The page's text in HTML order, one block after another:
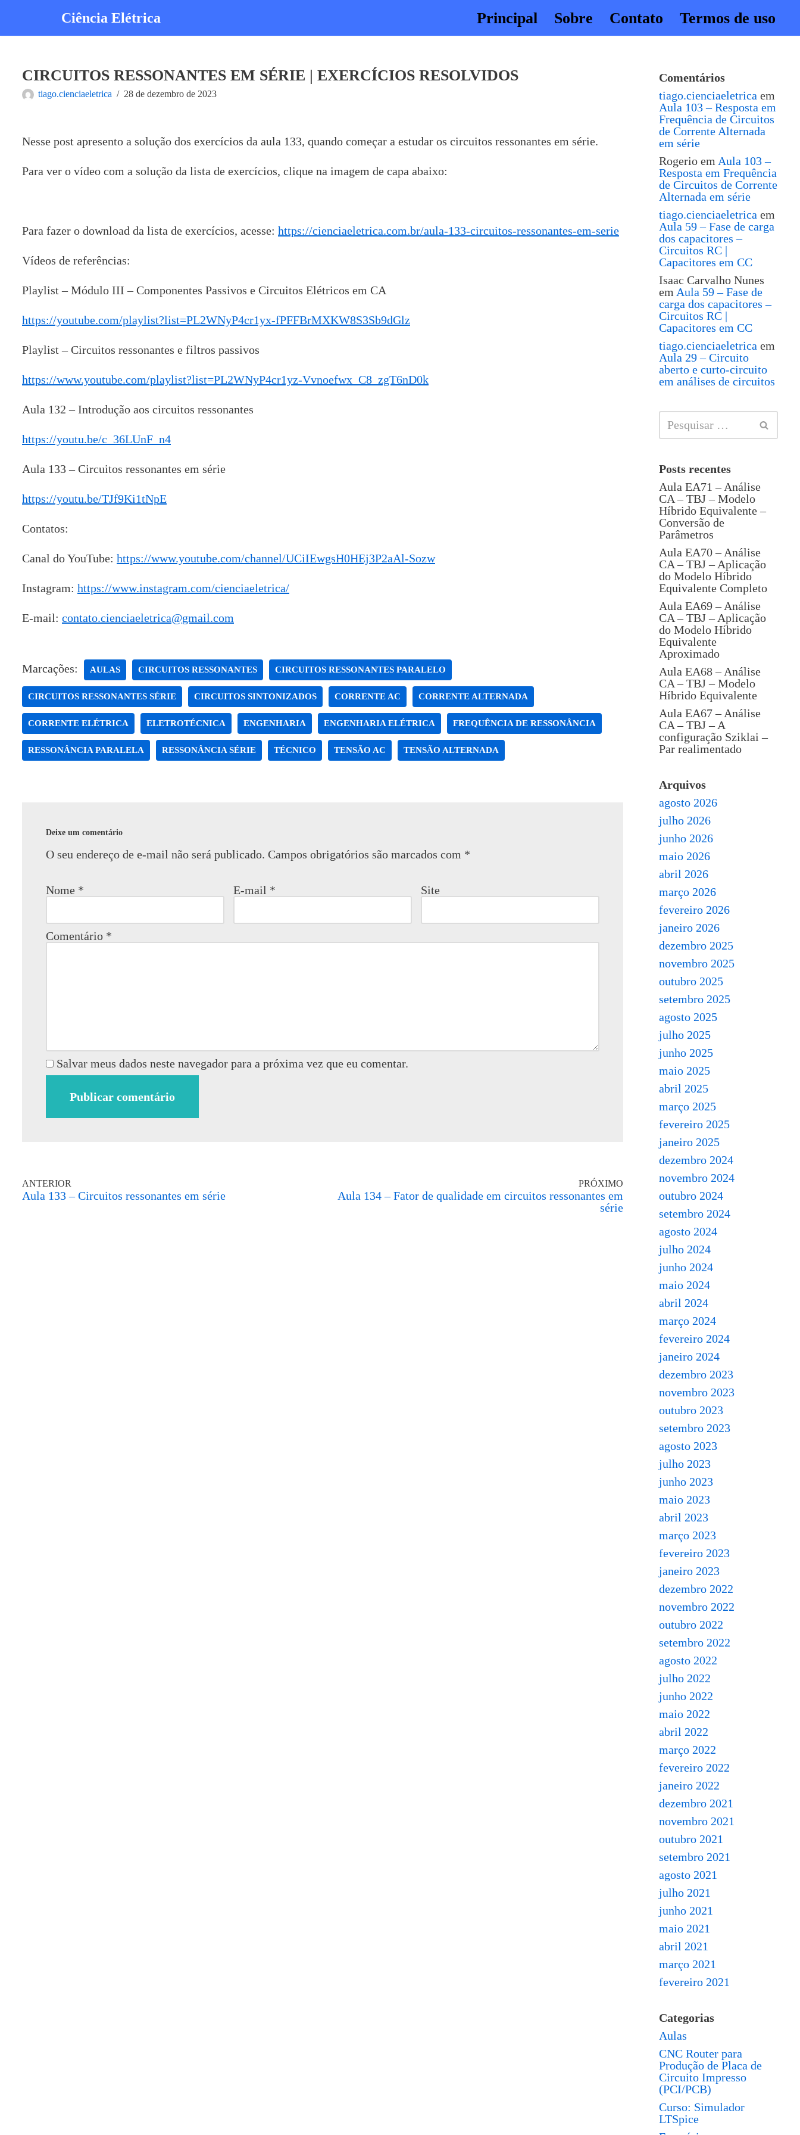
Ciência Elétrica Principal Sobre Contato Termos de uso
CIRCUITOS RESSONANTES EM SÉRIE | EXERCÍCIOS RESOLVIDOS
tiago.cienciaeletrica 28 de dezembro de 2023
Nesse post apresento a solução dos exercícios da aula 133, quando começar a estudar os circuitos ressonantes em série.
Para ver o vídeo com a solução da lista de exercícios, clique na imagem de capa abaixo:
Para fazer o download da lista de exercícios, acesse: https://cienciaeletrica.com.br/aula-133-circuitos-ressonantes-em-serie
Vídeos de referências:
Playlist – Módulo III – Componentes Passivos e Circuitos Elétricos em CA
https://youtube.com/playlist?list=PL2WNyP4cr1yx-fPFFBrMXKW8S3Sb9dGlz
Playlist – Circuitos ressonantes e filtros passivos
https://www.youtube.com/playlist?list=PL2WNyP4cr1yz-Vvnoefwx_C8_zgT6nD0k
Aula 132 – Introdução aos circuitos ressonantes
https://youtu.be/c_36LUnF_n4
Aula 133 – Circuitos ressonantes em série
https://youtu.be/TJf9Ki1tNpE
Contatos:
Canal do YouTube: https://www.youtube.com/channel/UCiIEwgsH0HEj3P2aAl-Sozw
Instagram: https://www.instagram.com/cienciaeletrica/
E-mail: contato.cienciaeletrica@gmail.com
Marcações: AULAS CIRCUITOS RESSONANTES CIRCUITOS RESSONANTES PARALELO
CIRCUITOS RESSONANTES SÉRIE CIRCUITOS SINTONIZADOS CORRENTE AC CORRENTE ALTERNADA
CORRENTE ELÉTRICA ELETROTÉCNICA ENGENHARIA ENGENHARIA ELÉTRICA FREQUÊNCIA DE RESSONÂNCIA
RESSONÂNCIA PARALELA RESSONÂNCIA SÉRIE TÉCNICO TENSÃO AC TENSÃO ALTERNADA
Deixe um comentário
O seu endereço de e-mail não será publicado. Campos obrigatórios são marcados com *
Nome * E-mail * Site
Comentário *
Salvar meus dados neste navegador para a próxima vez que eu comentar.
ANTERIOR
Aula 133 – Circuitos ressonantes em série
PRÓXIMO
Aula 134 – Fator de qualidade em circuitos ressonantes em
série
Comentários
tiago.cienciaeletrica em
Aula 103 – Resposta em
Frequência de Circuitos
de Corrente Alternada
em série
Rogerio em Aula 103 –
Resposta em Frequência
de Circuitos de Corrente
Alternada em série
tiago.cienciaeletrica em
Aula 59 – Fase de carga
dos capacitores –
Circuitos RC |
Capacitores em CC
Isaac Carvalho Nunes
em Aula 59 – Fase de
carga dos capacitores –
Circuitos RC |
Capacitores em CC
tiago.cienciaeletrica em
Aula 29 – Circuito
aberto e curto-circuito
em análises de circuitos
Posts recentes
Aula EA71 – Análise
CA – TBJ – Modelo
Híbrido Equivalente –
Conversão de
Parâmetros
Aula EA70 – Análise
CA – TBJ – Aplicação
do Modelo Híbrido
Equivalente Completo
Aula EA69 – Análise
CA – TBJ – Aplicação
do Modelo Híbrido
Equivalente
Aproximado
Aula EA68 – Análise
CA – TBJ – Modelo
Híbrido Equivalente
Aula EA67 – Análise
CA – TBJ – A
configuração Sziklai –
Par realimentado
Arquivos
agosto 2026
julho 2026
junho 2026
maio 2026
abril 2026
março 2026
fevereiro 2026
janeiro 2026
dezembro 2025
novembro 2025
outubro 2025
setembro 2025
agosto 2025
julho 2025
junho 2025
maio 2025
abril 2025
março 2025
fevereiro 2025
janeiro 2025
dezembro 2024
novembro 2024
outubro 2024
setembro 2024
agosto 2024
julho 2024
junho 2024
maio 2024
abril 2024
março 2024
fevereiro 2024
janeiro 2024
dezembro 2023
novembro 2023
outubro 2023
setembro 2023
agosto 2023
julho 2023
junho 2023
maio 2023
abril 2023
março 2023
fevereiro 2023
janeiro 2023
dezembro 2022
novembro 2022
outubro 2022
setembro 2022
agosto 2022
julho 2022
junho 2022
maio 2022
abril 2022
março 2022
fevereiro 2022
janeiro 2022
dezembro 2021
novembro 2021
outubro 2021
setembro 2021
agosto 2021
julho 2021
junho 2021
maio 2021
abril 2021
março 2021
fevereiro 2021
Categorias
Aulas
CNC Router para
Produção de Placa de
Circuito Impresso
(PCI/PCB)
Curso: Simulador
LTSpice